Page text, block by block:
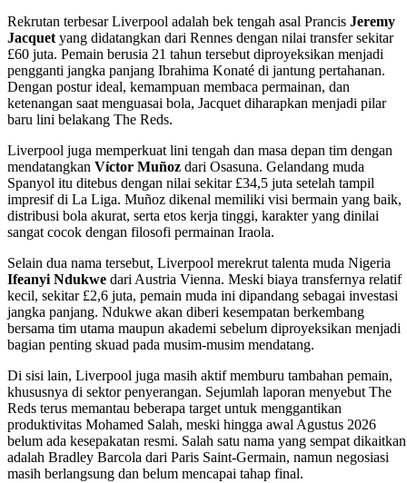
Rekrutan terbesar Liverpool adalah bek tengah asal Prancis Jeremy
Jacquet yang didatangkan dari Rennes dengan nilai transfer sekitar
£60 juta. Pemain berusia 21 tahun tersebut diproyeksikan menjadi
pengganti jangka panjang Ibrahima Konaté di jantung pertahanan.
Dengan postur ideal, kemampuan membaca permainan, dan
ketenangan saat menguasai bola, Jacquet diharapkan menjadi pilar
baru lini belakang The Reds.
Liverpool juga memperkuat lini tengah dan masa depan tim dengan
mendatangkan Víctor Muñoz dari Osasuna. Gelandang muda
Spanyol itu ditebus dengan nilai sekitar £34,5 juta setelah tampil
impresif di La Liga. Muñoz dikenal memiliki visi bermain yang baik,
distribusi bola akurat, serta etos kerja tinggi, karakter yang dinilai
sangat cocok dengan filosofi permainan Iraola.
Selain dua nama tersebut, Liverpool merekrut talenta muda Nigeria
Ifeanyi Ndukwe dari Austria Vienna. Meski biaya transfernya relatif
kecil, sekitar £2,6 juta, pemain muda ini dipandang sebagai investasi
jangka panjang. Ndukwe akan diberi kesempatan berkembang
bersama tim utama maupun akademi sebelum diproyeksikan menjadi
bagian penting skuad pada musim-musim mendatang.
Di sisi lain, Liverpool juga masih aktif memburu tambahan pemain,
khususnya di sektor penyerangan. Sejumlah laporan menyebut The
Reds terus memantau beberapa target untuk menggantikan
produktivitas Mohamed Salah, meski hingga awal Agustus 2026
belum ada kesepakatan resmi. Salah satu nama yang sempat dikaitkan
adalah Bradley Barcola dari Paris Saint-Germain, namun negosiasi
masih berlangsung dan belum mencapai tahap final.